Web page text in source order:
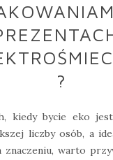
?
kiedy bycie eko
liczby osób, a
znaczeniu, warto